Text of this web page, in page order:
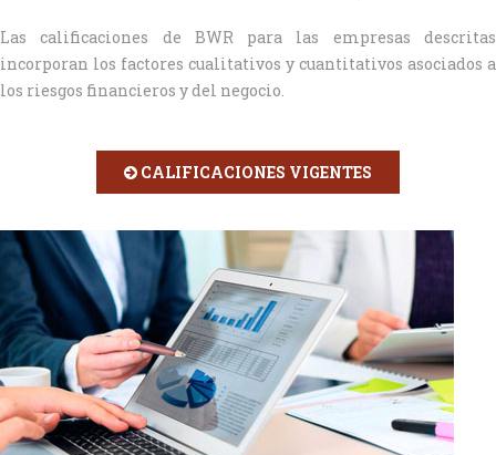
Las calificaciones de BWR para las empresas descritas
incorporan los factores cualitativos y cuantitativos asociados a
los riesgos financieros y del negocio.
CALIFICACIONES VIGENTES